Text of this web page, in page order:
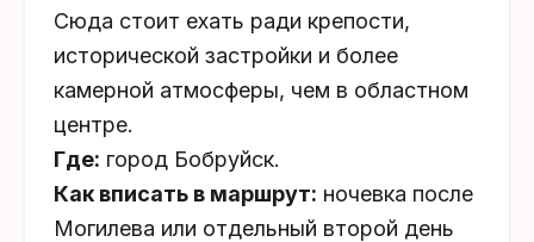
Сюда стоит ехать ради крепости,
исторической застройки и более
камерной атмосферы, чем в областном
центре.
Где: город Бобруйск.
Как вписать в маршрут: ночевка после
Могилева или отдельный второй день